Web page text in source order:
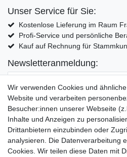
Unser Service für Sie:
Kostenlose Lieferung im Raum
Profi-Service und persönliche
Kauf auf Rechnung für
Newsletteranmeldung:
E-MAIL **
Hiermit bestätige ich, dass ich die
Einwilligung kann ich jederzeit widerrufen.**
Abonnieren
**
Wir verwenden Cookies und
Website und verarbeiten
Besucher:innen unserer Webseite
Inhalte und Anzeigen zu
Drittanbietern einzubinden oder
analysieren. Die Datenverarbeitung
Cookies. Wir teilen diese Daten mit